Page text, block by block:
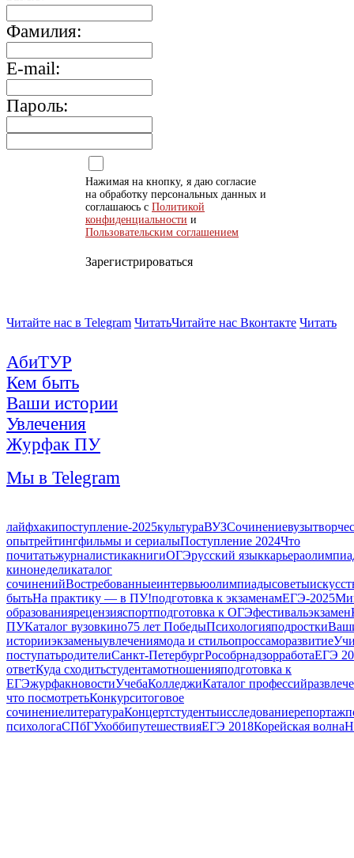
Фамилия:
E-mail:
Пароль:
Нажимая на кнопку, я даю согласие
на обработку персональных данных и
соглашаюсь с Политикой
конфиденциальности и
Пользовательским соглашением
Зарегистрироваться
Читайте нас в Telegram ЧитатьЧитайте нас Вконтакте Читать
АбиТУР
Кем быть
Ваши истории
Увлечения
Журфак ПУ
Мы в Telegram
лайфхакипоступление-2025культураВУЗСочинениевузы
опытрейтингфильмы и сериалыПоступление 2024Что
почитатьжурналистикакнигиОГЭрусский языккарьера
кинонеделикаталог
сочиненийВостребованныеинтервьюолимпиадысоветы
бытьНа практику — в ПУ!подготовка к экзаменамЕГЭ-2025
образованиярецензияспортподготовка к ОГЭфестивальэкзамен
ПУКаталог вузовкино75 лет ПобедыПсихологияподростки
историиэкзаменыувлечениямода и стильопроссаморазвитие
поступатьродителиСанкт-ПетербургРособрнадзорработаЕГЭ
ответКуда сходитьстудентамотношенияподготовка к
ЕГЭжурфакновостиУчебаКолледжиКаталог профессий
что посмотретьКонкурситоговое
сочинениелитератураКонцертстудентыисследованиерепортаж
психологаСПбГУхоббипутешествияЕГЭ 2018Корейская волна